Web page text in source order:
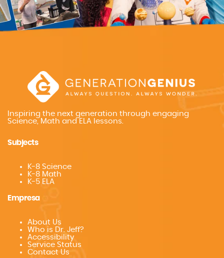
Inspiring the next generation through engaging
Science, Math and ELA lessons.
Subjects
K-8 Science
K-8 Math
K-5 ELA
Empresa
About Us
Who is Dr. Jeff?
Accessibility
Service Status
Contact Us